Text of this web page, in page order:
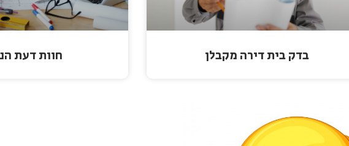
בדק בית דירה מקבלן חוות דעת